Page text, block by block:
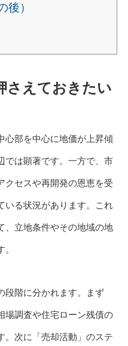
後）
さえておきたい
心部を中心に地価が上昇傾
では顕著です。一方で、市
クセスや再開発の恩恵を受
いる状況があります。これ
、立地条件やその地域の地
段階に分かれます。まず
場調査や住宅ローン残債の
。次に「売却活動」のステ